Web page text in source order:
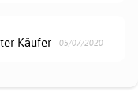
Käufer 05/07/2020